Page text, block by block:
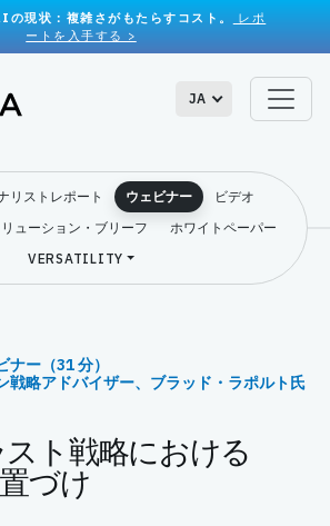
現状：複雑さがもたらすコスト。
レポ
ートを入手する >
JA
リストレポート ウェビナー
ビデオ
ューション・ブリーフ
ホワイトペーパー
VERSATILITY
ー（31 分）
戦略アドバイザー、ブラッド・ラポルト氏
ト戦略における
づけ